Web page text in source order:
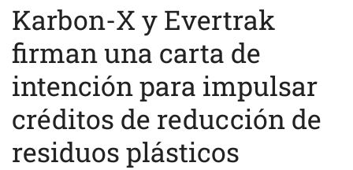
Karbon-X y Evertrak
firman una carta de
intención para impulsar
créditos de reducción de
residuos plásticos